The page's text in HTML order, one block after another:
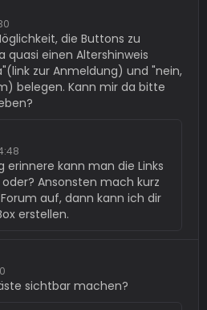
die Buttons zu
einen Altershinweis
zur Anmeldung) und "nein,
belegen. Kann mir da bitte
kann man die Links
Ansonsten mach kurz
auf, dann kann ich dir
erstellen.
sichtbar machen?